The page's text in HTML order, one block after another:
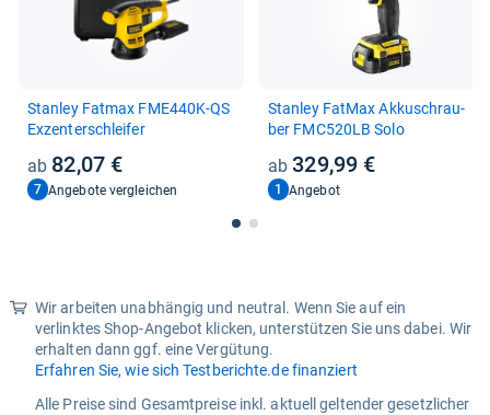
Stan­ley Fat­max FME440K-​QS
Exzen­ter­schlei­fer
82,07 €
7 Angebote vergleichen
Stan­ley Fat­Max Akkuschrau­
ber FMC520LB Solo
329,99 €
1 Angebot
Wir arbeiten unabhängig und neutral. Wenn Sie auf ein
verlinktes Shop-Angebot klicken, unterstützen Sie uns dabei. Wir
erhalten dann ggf. eine Vergütung.
Erfahren Sie, wie sich Testberichte.de finanziert
Alle Preise sind Gesamtpreise inkl. aktuell geltender gesetzlicher